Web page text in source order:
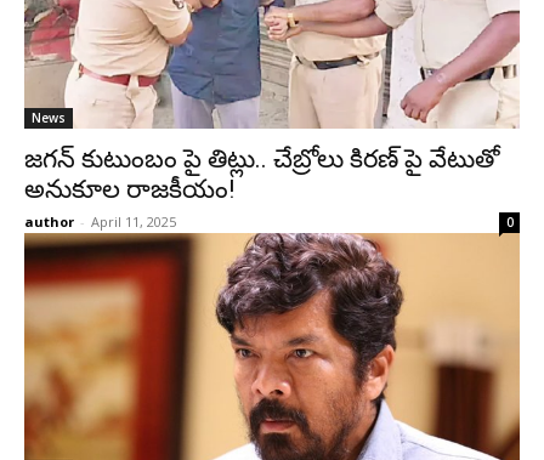
News
జగన్ కుటుంబం పై తిట్లు.. చేబ్రోలు కిరణ్ పై వేటుతో
అనుకూల రాజకీయం!
author - April 11, 2025 0